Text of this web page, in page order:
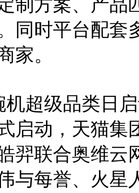
制方案、产品
同时平台配套
家。
机超级品类日
启动，天猫
羿联合奥维云
与每誉、火星